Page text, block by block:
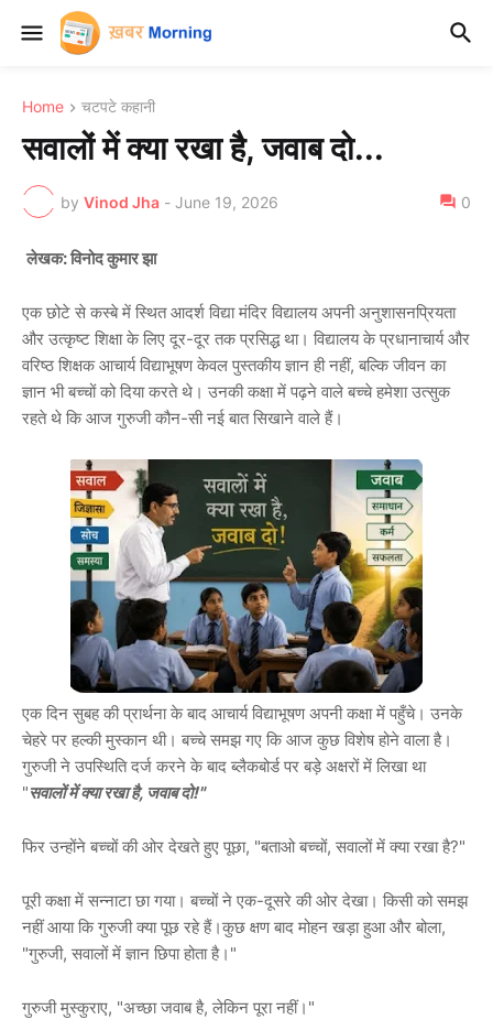
Home चटपटे कहानी
सवालों में क्या रखा है, जवाब दो...
by Vinod Jha - June 19, 2026 0
लेखक: विनोद कुमार झा
एक छोटे से कस्बे में स्थित आदर्श विद्या मंदिर विद्यालय अपनी अनुशासनप्रियता
और उत्कृष्ट शिक्षा के लिए दूर-दूर तक प्रसिद्ध था। विद्यालय के प्रधानाचार्य और
वरिष्ठ शिक्षक आचार्य विद्याभूषण केवल पुस्तकीय ज्ञान ही नहीं, बल्कि जीवन का
ज्ञान भी बच्चों को दिया करते थे। उनकी कक्षा में पढ़ने वाले बच्चे हमेशा उत्सुक
रहते थे कि आज गुरुजी कौन-सी नई बात सिखाने वाले हैं।
एक दिन सुबह की प्रार्थना के बाद आचार्य विद्याभूषण अपनी कक्षा में पहुँचे। उनके
चेहरे पर हल्की मुस्कान थी। बच्चे समझ गए कि आज कुछ विशेष होने वाला है।
गुरुजी ने उपस्थिति दर्ज करने के बाद ब्लैकबोर्ड पर बड़े अक्षरों में लिखा था
"सवालों में क्या रखा है, जवाब दो!"
फिर उन्होंने बच्चों की ओर देखते हुए पूछा, "बताओ बच्चों, सवालों में क्या रखा है?"
पूरी कक्षा में सन्नाटा छा गया। बच्चों ने एक-दूसरे की ओर देखा। किसी को समझ
नहीं आया कि गुरुजी क्या पूछ रहे हैं।कुछ क्षण बाद मोहन खड़ा हुआ और बोला,
"गुरुजी, सवालों में ज्ञान छिपा होता है।"
गुरुजी मुस्कुराए, "अच्छा जवाब है, लेकिन पूरा नहीं।"